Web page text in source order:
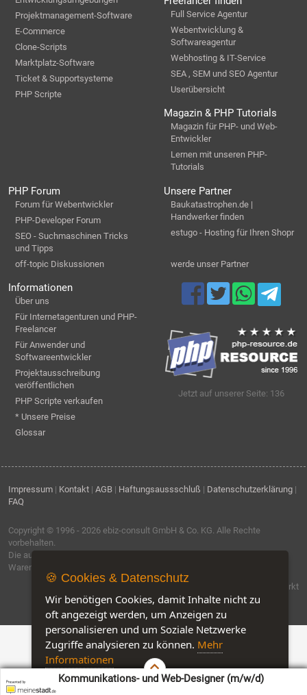
Kommunikations- und Web-Designer (m/w/d)
Projektmanagement-Software
E-Commerce
Clone-Scripts
Marktplatz-Software
Ticket & Supportsysteme
PHP Scripte
Full Service Agentur
Webentwicklung &
Softwareagentur
Webhosting & IT-Service
SEA , SEM und SEO Agentur
Userübersicht
Magazin & PHP Tutorials
Magazin für PHP- und Web-
Entwickler
Lernen mit unseren PHP-
Tutorials
PHP Forum
Forum für Webentwickler
PHP-Developer Forum
SEO - Suchmaschinen Tricks
und Tipps
off-topic Diskussionen
Unsere Partner
Baukatastrophen.de |
Handwerker finden
estugo - Hosting für Ihren Shopr
werde unser Partner
Informationen
Über uns
Für Internetagenturen und PHP-
Freelancer
Für Anwender und
Softwareentwickler
Projektausschreibung
veröffentlichen
PHP Scripte verkaufen
* Unsere Preise
Glossar
Jetzt auf unserer Seite: 136
Impressum | Kontakt | AGB | Haftungsaussschluß | Datenschutzerklärung |
FAQ
Copyright © 1996 - 2026 ebiz-consult GmbH & Co. KG . Alle Rechte
vorbehalten.
Die auf dieser Seite verwendeten Produktbezeichnungen, Namen und
Warenzeichen sind Eigentum der jeweiligen Firmen.
Software by IQ-Markt
🍪 Cookies & Datenschutz
Wir benötigen Cookies, damit Inhalte nicht zu
oft angezeigt werden, um Anzeigen zu
personalisieren und um Soziale Netzwerke
Zugriffe analysieren zu können. Mehr
Informationen
Customise Cookies